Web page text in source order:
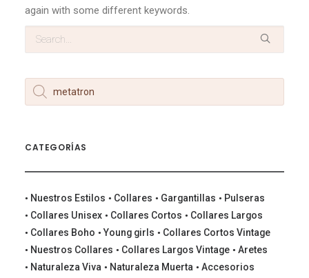
again with some different keywords.
Products
search
CATEGORÍAS
Nuestros Estilos Collares Gargantillas
Pulseras
Collares Unisex
Collares Cortos
Collares Largos
Collares Boho
Young girls
Collares Cortos Vintage
Nuestros Collares
Collares Largos Vintage
Aretes
Naturaleza Viva
Naturaleza Muerta
Accesorios